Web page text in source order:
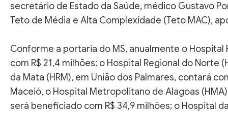
secretário de Estado da Saúde, médico Gustavo
Teto de Média e Alta Complexidade (Teto MAC),
Conforme a portaria do MS, anualmente o
com R$ 21,4 milhões; o Hospital Regional do Norte
da Mata (HRM), em União dos Palmares, contará
Maceió, o Hospital Metropolitano de Alagoas
será beneficiado com R$ 34,9 milhões; o Hospital